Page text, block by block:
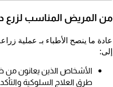
من المريض المناسب لزرع
عادة ما ينصح الأطباء بـ عملية
إلى:
الأشخاص الذين يعانون من
طرق العلاج السلوكية